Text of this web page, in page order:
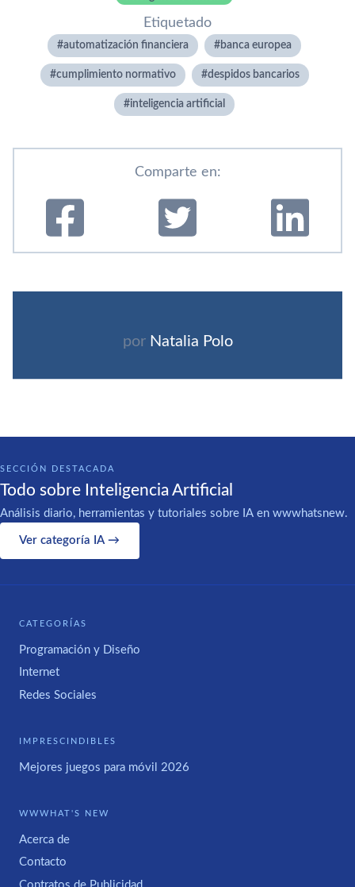
Etiquetado
automatización financiera banca europea
cumplimiento normativo despidos bancarios
inteligencia artificial
Comparte en:
por Natalia Polo
SECCIÓN DESTACADA
Todo sobre Inteligencia Artificial
Análisis diario, herramientas y tutoriales sobre IA en wwwhatsnew.
Ver categoría IA →
CATEGORÍAS
Programación y Diseño
Internet
Redes Sociales
IMPRESCINDIBLES
Mejores juegos para móvil 2026
WWWHAT'S NEW
Acerca de
Contacto
Contratos de Publicidad